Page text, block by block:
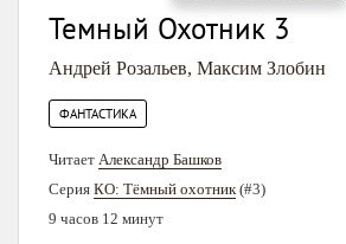
Темный Охотник 3
Андрей Розальев, Максим Злобин
ФАНТАСТИКА
Читает Александр Башков
Серия КО: Тёмный охотник (#3)
9 часов 12 минут